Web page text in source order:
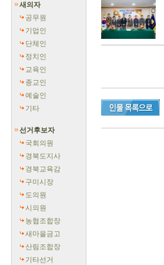
새의자
공무원
기업인
단체인
정치인
교육인
종교인
예술인
기타
선거후보자
국회의원
경북도지사
경북교육감
구미시장
도의원
시의원
농협조합장
새마을금고
산림조합장
기타선거